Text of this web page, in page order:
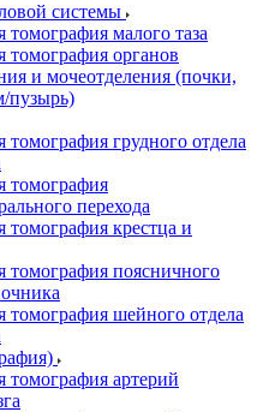
системы
малого таза
томография органов
и мочеотделения (почки,
пузырь)
грудного отдела
томография
перехода
томография крестца и
томография поясничного
томография шейного отдела
томография артерий